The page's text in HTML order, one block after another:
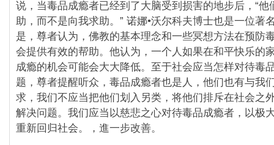
说，当毒品成瘾者已经到了大脑受到损害的地步后，“他
助，而不是向我求助。” 诺娜•沃尔科夫博士也是一位著
是，尊者认为，佛教的基本理念和一些冥想方法在预防
会提供有效的帮助。他认为，一个人如果在和平快乐的
成瘾的机会可能会大大降低。至于社会应当怎样对待毒
题，尊者提醒听众，毒品成瘾者也是人，他们也有与我
求，我们不应当把他们划入另类，将他们排斥在社会之
解决问题。我们应当以慈悲之心对待毒品成瘾者，以极
重新回归社会。，進一步改善。